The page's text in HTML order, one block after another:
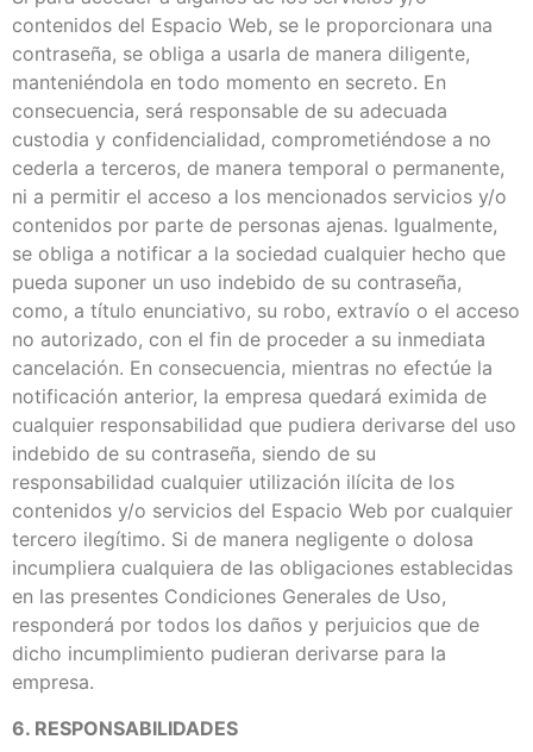
contenidos del Espacio Web, se le proporcionara una
contraseña, se obliga a usarla de manera diligente,
manteniéndola en todo momento en secreto. En
consecuencia, será responsable de su adecuada
custodia y confidencialidad, comprometiéndose a no
cederla a terceros, de manera temporal o permanente,
ni a permitir el acceso a los mencionados servicios y/o
contenidos por parte de personas ajenas. Igualmente,
se obliga a notificar a la sociedad cualquier hecho que
pueda suponer un uso indebido de su contraseña,
como, a título enunciativo, su robo, extravío o el acceso
no autorizado, con el fin de proceder a su inmediata
cancelación. En consecuencia, mientras no efectúe la
notificación anterior, la empresa quedará eximida de
cualquier responsabilidad que pudiera derivarse del uso
indebido de su contraseña, siendo de su
responsabilidad cualquier utilización ilícita de los
contenidos y/o servicios del Espacio Web por cualquier
tercero ilegítimo. Si de manera negligente o dolosa
incumpliera cualquiera de las obligaciones establecidas
en las presentes Condiciones Generales de Uso,
responderá por todos los daños y perjuicios que de
dicho incumplimiento pudieran derivarse para la
empresa.
6. RESPONSABILIDADES